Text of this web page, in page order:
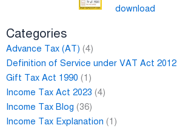
download
Categories
Advance Tax (AT) (4)
Definition of Service under VAT Act 2012
Gift Tax Act 1990 (1)
Income Tax Act 2023 (4)
Income Tax Blog (36)
Income Tax Explanation (1)